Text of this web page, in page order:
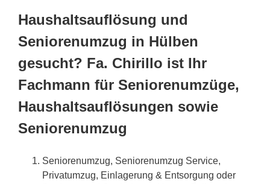
Haushaltsauflösung und
Seniorenumzug in Hülben
gesucht? Fa. Chirillo ist Ihr
Fachmann für Seniorenumzüge,
Haushaltsauflösungen sowie
Seniorenumzug
Seniorenumzug, Seniorenumzug Service,
Privatumzug, Einlagerung & Entsorgung oder